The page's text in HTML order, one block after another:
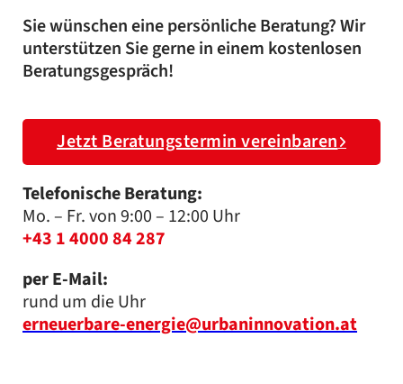
Sie wünschen eine persönliche Beratung? Wir
unterstützen Sie gerne in einem kostenlosen
Beratungsgespräch!
Jetzt Beratungstermin vereinbaren
Telefonische Beratung:
Mo. – Fr. von 9:00 – 12:00 Uhr
+43 1 4000 84 287
per E-Mail:
rund um die Uhr
erneuerbare-energie@urbaninnovation.at